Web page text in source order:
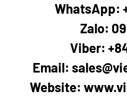
WhatsApp:
Zalo:
Viber:
Email:
Website: